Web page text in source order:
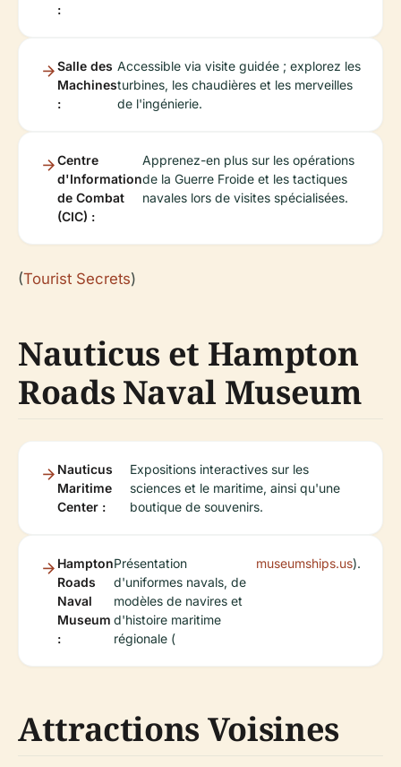
:
Salle des
Machines
:
Accessible via visite guidée ; explorez les
turbines, les chaudières et les merveilles
de l'ingénierie.
Centre
d'Information
de Combat
(CIC) :
Apprenez-en plus sur les opérations
de la Guerre Froide et les tactiques
navales lors de visites spécialisées.
(Tourist Secrets)
Nauticus et Hampton
Roads Naval Museum
Nauticus
Maritime
Center :
Expositions interactives sur les
sciences et le maritime, ainsi qu'une
boutique de souvenirs.
Hampton
Roads
Naval
Museum
:
Présentation
d'uniformes navals, de
modèles de navires et
d'histoire maritime
régionale (
museumships.us).
Attractions Voisines